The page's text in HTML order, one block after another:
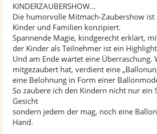
KINDERZAUBERSHOW…
Die humorvolle Mitmach-Zaubershow ist
Kinder und Familien konzipiert.
Spannende Magie, kindgerecht erklärt,
der Kinder als Teilnehmer ist ein
Und am Ende wartet eine Überraschung.
mitgezaubert hat, verdient eine
eine Belohnung in Form einer
So zaubere ich den Kindern nicht nur ein
Gesicht
sondern jedem der mag, noch eine
Hand.